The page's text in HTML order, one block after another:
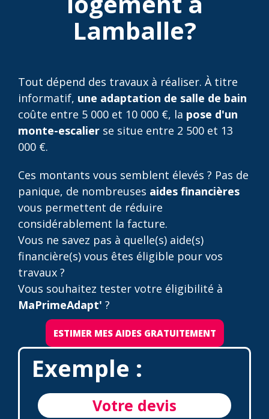
Lamballe?
Tout dépend des travaux à réaliser. À titre
informatif, une adaptation de salle de bain
coûte entre 5 000 et 10 000 €, la pose d'un
monte-escalier se situe entre 2 500 et 13
000 €.
Ces montants vous semblent élevés ? Pas de
panique, de nombreuses aides financières
vous permettent de réduire
considérablement la facture.
Vous ne savez pas à quelle(s) aide(s)
financière(s) vous êtes éligible pour vos
travaux ?
Vous souhaitez tester votre éligibilité à
MaPrimeAdapt' ?
ESTIMER MES AIDES GRATUITEMENT
Exemple :
Votre devis